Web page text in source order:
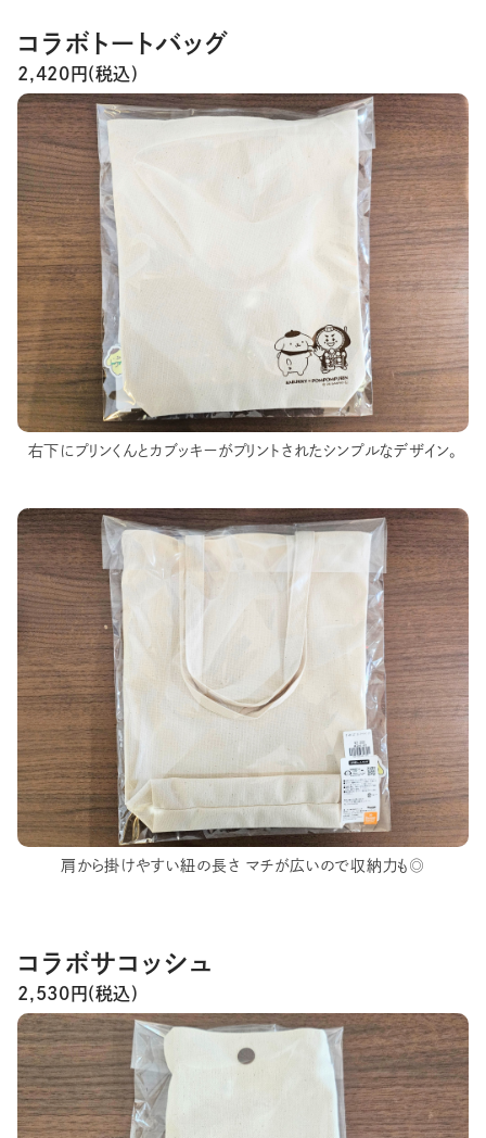
コラボトートバッグ
2,420円(税込)
右下にプリンくんとカブッキーがプリントされたシンプルなデザイン。
肩から掛けやすい紐の長さ マチが広いので収納力も◎
コラボサコッシュ
2,530円(税込)